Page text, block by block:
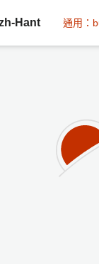
Hant 通用：